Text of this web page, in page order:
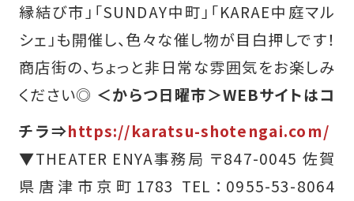
縁結び市」「SUNDAY中町」「KARAE中庭マル
シェ」も開催し、色々な催し物が目白押しです！
商店街の、ちょっと非日常な雰囲気をお楽しみ
ください◎ ＜からつ日曜市＞WEBサイトはコ
チラ⇒https://karatsu-shotengai.com/
▼THEATER ENYA事務局 〒847-0045 佐賀
県唐津市京町1783 TEL：0955-53-8064